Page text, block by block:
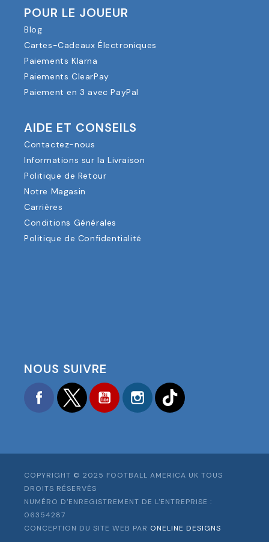
POUR LE JOUEUR
Blog
Cartes-Cadeaux Électroniques
Paiements Klarna
Paiements ClearPay
Paiement en 3 avec PayPal
AIDE ET CONSEILS
Contactez-nous
Informations sur la Livraison
Politique de Retour
Notre Magasin
Carrières
Conditions Générales
Politique de Confidentialité
NOUS SUIVRE
FacebookTwitter YouTubeInstagram
COPYRIGHT © 2025 FOOTBALL AMERICA UK TOUS
DROITS RÉSERVÉS
NUMÉRO D'ENREGISTREMENT DE L'ENTREPRISE :
06354287
CONCEPTION DU SITE WEB PAR ONELINE DESIGNS